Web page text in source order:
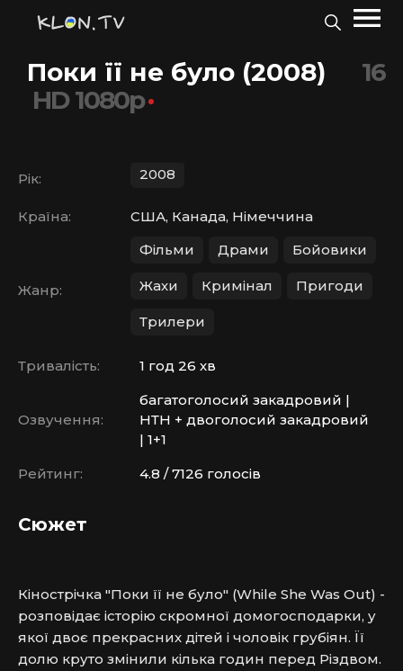
Поки її не було (2008)
16
HD 1080p
Рік: 2008
Країна: США, Канада, Німеччина
Жанр:
Фільми Драми Бойовики
Жахи Кримінал Пригоди
Трилери
Тривалість: 1 год 26 хв
Озвучення:
багатоголосий закадровий |
НТН + двоголосий закадровий
| 1+1
Рейтинг:
4.8 / 7126 голосів
Сюжет
Кінострічка "Поки її не було" (While She Was Out) -
розповідає історію скромної домогосподарки, у
якої двоє прекрасних дітей і чоловік грубіян. Її
долю круто змінили кілька годин перед Різдвом.